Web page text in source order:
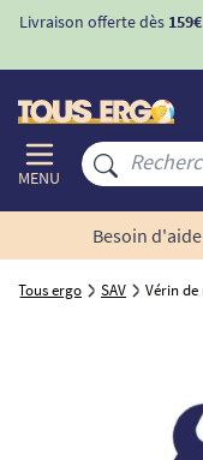
Livraison offerte dès 159€
MENU
Besoin
Tous ergo SAV Vérin